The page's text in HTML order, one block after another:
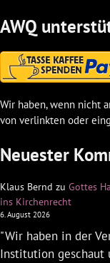
AWQ
Wir haben, wenn nicht
von verlinkten oder
Neuester
Klaus Bernd zu Gottes
ins Kirchenrecht
6. August 2026
"Wir haben in der
Institution geschaut